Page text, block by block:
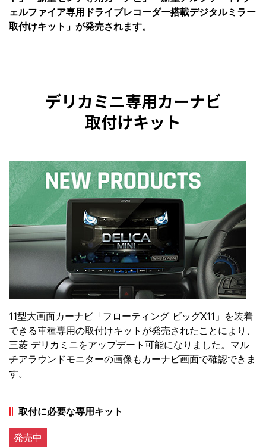
ェルファイア専用ドライブレコーダー搭載デジタルミラー
取付けキット」が発売されます。
デリカミニ専用カーナビ
取付けキット
11型大画面カーナビ「フローティング ビッグX11」を装着
できる車種専用の取付けキットが発売されたことにより、
三菱 デリカミニをアップデート可能になりました。マル
チアラウンドモニターの画像もカーナビ画面で確認できま
す。
取付に必要な専用キット
発売中